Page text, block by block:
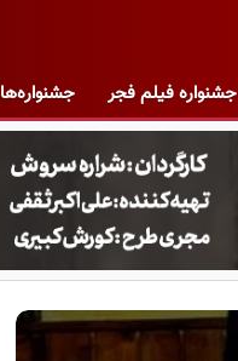
جشنواره فیلم فجر جشنواره‌ها